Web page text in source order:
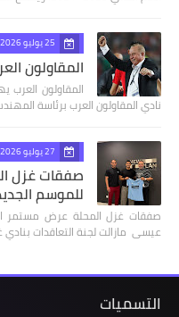
25 يوليو 2026
المقاولون
المقاولون
نادي المقاولون العرب برئاسة
27 يوليو 2026
صفقات غزل
للموسم
صفقات غزل المحلة عرض مستمر
عيسى مازالت لجنة التعاقدات
التسميات